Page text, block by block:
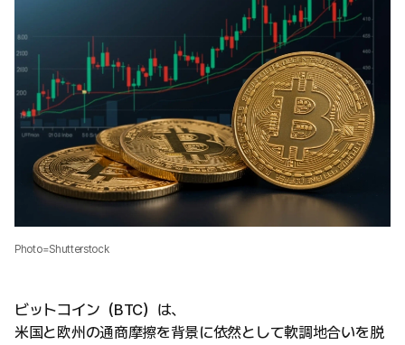
Photo=Shutterstock
ビットコイン（BTC）は、
米国と欧州の通商摩擦を背景に依然として軟調地合いを脱